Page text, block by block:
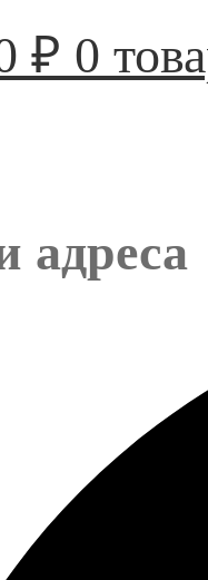
₽ 0